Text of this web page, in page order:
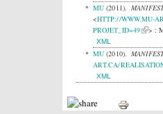
MU (2011).
<HTTP://WWW.MU-
PROJET_ID=49
> :
XML
MU (2010).
ART.CA/
XML